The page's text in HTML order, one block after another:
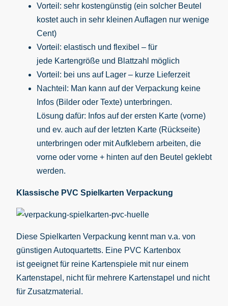
Vorteil: sehr kostengünstig (ein solcher Beutel
kostet auch in sehr kleinen Auflagen nur wenige
Cent)
Vorteil: elastisch und flexibel – für
jede Kartengröße und Blattzahl möglich
Vorteil: bei uns auf Lager – kurze Lieferzeit
Nachteil: Man kann auf der Verpackung keine
Infos (Bilder oder Texte) unterbringen.
Lösung dafür: Infos auf der ersten Karte (vorne)
und ev. auch auf der letzten Karte (Rückseite)
unterbringen oder mit Aufklebern arbeiten, die
vorne oder vorne + hinten auf den Beutel geklebt
werden.
Klassische PVC Spielkarten Verpackung
Diese Spielkarten Verpackung kennt man v.a. von
günstigen Autoquartetts. Eine PVC Kartenbox
ist geeignet für reine Kartenspiele mit nur einem
Kartenstapel, nicht für mehrere Kartenstapel und nicht
für Zusatzmaterial.